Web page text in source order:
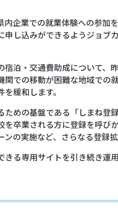
企業での就業体験への参加
し込みができるようジョブ
泊・交通費助成について、
での移動が困難な地域での
緩和します。
ための基盤である「しまね登
卒業される方に登録を呼び
の実施など、さらなる登録
きる専用サイトを引き続き運